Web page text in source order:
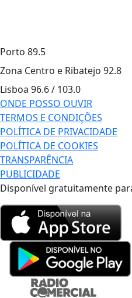
Porto 89.5
Zona Centro e Ribatejo 92.8
Lisboa 96.6 / 103.0
ONDE POSSO OUVIR
TERMOS E CONDIÇÕES
POLÍTICA DE PRIVACIDADE
POLÍTICA DE COOKIES
TRANSPARÊNCIA
PUBLICIDADE
Disponível gratuitamente